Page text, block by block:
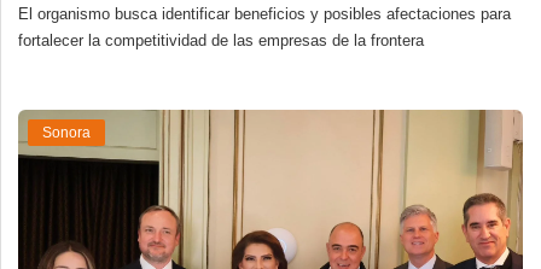
El organismo busca identificar beneficios y posibles afectaciones para
fortalecer la competitividad de las empresas de la frontera
Sonora